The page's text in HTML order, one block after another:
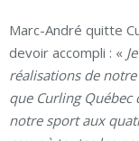
Marc-André quitte
devoir accompli : «
réalisations de
que Curling
notre sport aux